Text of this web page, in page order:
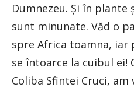
Dumnezeu. Și în plante
sunt minunate. Văd o
spre Africa toamna, iar
se întoarce la cuibul ei!
Coliba Sfintei Cruci,